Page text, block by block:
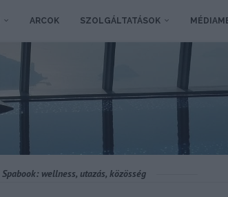
ARCOK SZOLGÁLTATÁSOK
Spabook: wellness, utazás, közösség